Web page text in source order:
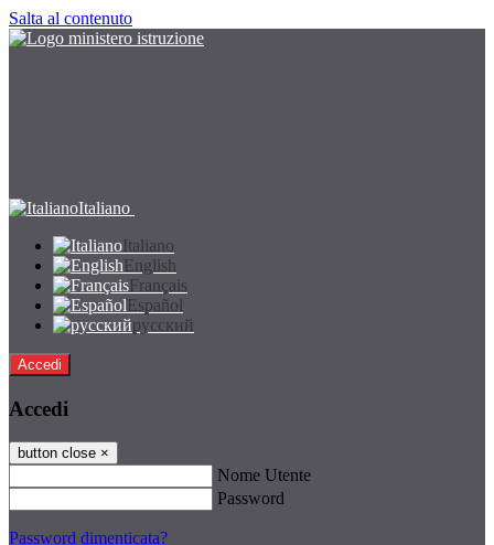
Salta al contenuto
Italiano
Italiano
English
Français
Español
русский
Accedi
Accedi
button close ×
Nome Utente
Password
Password dimenticata?